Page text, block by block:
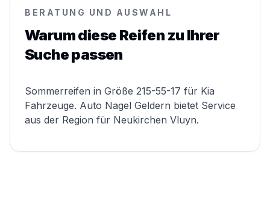
BERATUNG UND AUSWAHL
Warum diese Reifen zu Ihrer
Suche passen
Sommerreifen in Größe 215-55-17 für Kia
Fahrzeuge. Auto Nagel Geldern bietet Service
aus der Region für Neukirchen Vluyn.